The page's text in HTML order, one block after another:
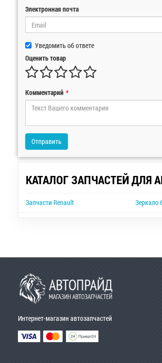
Электронная почта
Уведомить об ответе
Оценить товар
Комментарий *
Отправить
КАТАЛОГ ЗАПЧАСТЕЙ ДЛЯ
Запчасти Renault Зеркало
Интернет-магазин автозапчастей